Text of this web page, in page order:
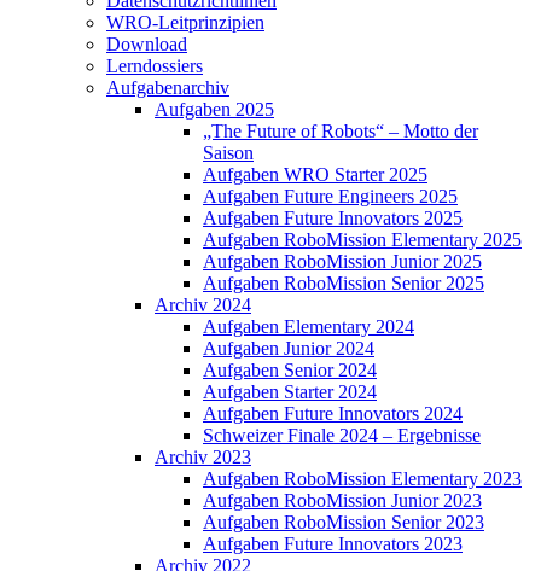
WRO-Leitprinzipien
Download
Lerndossiers
Aufgabenarchiv
Aufgaben 2025
„The Future of Robots“ – Motto der
Saison
Aufgaben WRO Starter 2025
Aufgaben Future Engineers 2025
Aufgaben Future Innovators 2025
Aufgaben RoboMission Elementary 2025
Aufgaben RoboMission Junior 2025
Aufgaben RoboMission Senior 2025
Archiv 2024
Aufgaben Elementary 2024
Aufgaben Junior 2024
Aufgaben Senior 2024
Aufgaben Starter 2024
Aufgaben Future Innovators 2024
Schweizer Finale 2024 – Ergebnisse
Archiv 2023
Aufgaben RoboMission Elementary 2023
Aufgaben RoboMission Junior 2023
Aufgaben RoboMission Senior 2023
Aufgaben Future Innovators 2023
Archiv 2022